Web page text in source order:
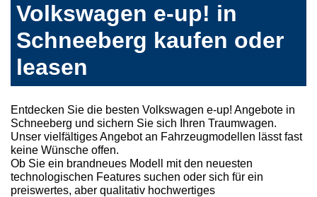
Volkswagen e-up! in
Schneeberg kaufen oder
leasen
Entdecken Sie die besten Volkswagen e-up! Angebote in
Schneeberg und sichern Sie sich Ihren Traumwagen.
Unser vielfältiges Angebot an Fahrzeugmodellen lässt fast
keine Wünsche offen.
Ob Sie ein brandneues Modell mit den neuesten
technologischen Features suchen oder sich für ein
preiswertes, aber qualitativ hochwertiges